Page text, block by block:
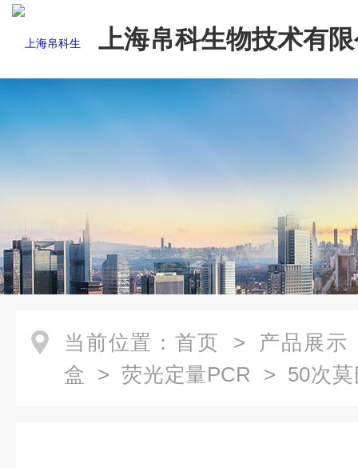
上海帛科生物技术有
当前位置： 首页 > 产品展示
盒 > 荧光定量PCR > 50次莫